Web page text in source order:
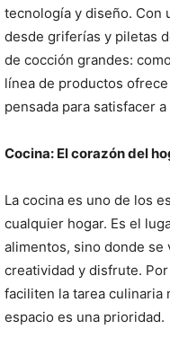
tecnología y diseño. Con
desde griferías y piletas
de cocción grandes:
línea de productos
pensada para satisfacer
Cocina: El corazón del
La cocina es uno de los
cualquier hogar. Es el
alimentos, sino donde
creatividad y disfrute.
faciliten la tarea culinaria
espacio es una prioridad.